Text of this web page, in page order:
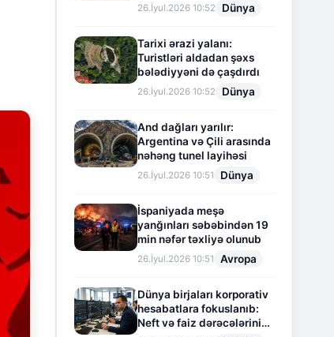
26.İyul.2026 10:52 Dünya
Tarixi ərazi yalanı:
Turistləri aldadan şəxs
bələdiyyəni də çaşdırdı
26.İyul.2026 10:52 Dünya
And dağları yarılır:
Argentina və Çili arasında
nəhəng tunel layihəsi
26.İyul.2026 10:51 Dünya
İspaniyada meşə
yanğınları səbəbindən 19
min nəfər təxliyə olunub
26.İyul.2026 10:51 Avropa
Dünya birjaları korporativ
hesabatlara fokuslanıb:
Neft və faiz dərəcələrinin